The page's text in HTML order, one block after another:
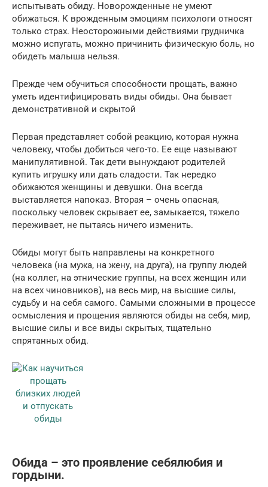
испытывать обиду. Новорожденные не умеют
обижаться. К врожденным эмоциям психологи относят
только страх. Неосторожными действиями грудничка
можно испугать, можно причинить физическую боль, но
обидеть малыша нельзя.
Прежде чем обучиться способности прощать, важно
уметь идентифицировать виды обиды. Она бывает
демонстративной и скрытой
Первая представляет собой реакцию, которая нужна
человеку, чтобы добиться чего-то. Ее еще называют
манипулятивной. Так дети вынуждают родителей
купить игрушку или дать сладости. Так нередко
обижаются женщины и девушки. Она всегда
выставляется напоказ. Вторая – очень опасная,
поскольку человек скрывает ее, замыкается, тяжело
переживает, не пытаясь ничего изменить.
Обиды могут быть направлены на конкретного
человека (на мужа, на жену, на друга), на группу людей
(на коллег, на этнические группы, на всех женщин или
на всех чиновников), на весь мир, на высшие силы,
судьбу и на себя самого. Самыми сложными в процессе
осмысления и прощения являются обиды на себя, мир,
высшие силы и все виды скрытых, тщательно
спрятанных обид.
Обида – это проявление себялюбия и
гордыни.